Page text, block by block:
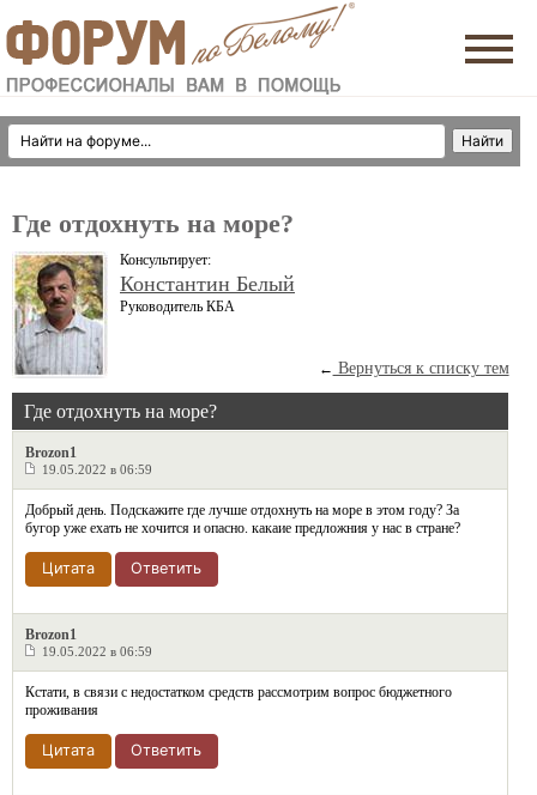
Где отдохнуть на море?
Консультирует:
Константин Белый
Руководитель КБА
← Вернуться к списку тем
Где отдохнуть на море?
Brozon1
19.05.2022 в 06:59
Добрый день. Подскажите где лучше отдохнуть на море в этом году? За
бугор уже ехать не хочится и опасно. какаие предложния у нас в стране?
Цитата Ответить
Brozon1
19.05.2022 в 06:59
Кстати, в связи с недостатком средств рассмотрим вопрос бюджетного
проживания
Цитата Ответить